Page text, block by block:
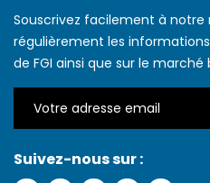
Souscrivez facilement à
régulièrement les
de FGI ainsi que sur le marché
Suivez-nous sur :